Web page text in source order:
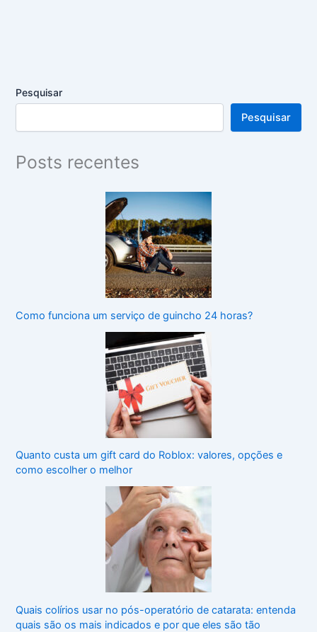
Pesquisar
Pesquisar
Posts recentes
Como funciona um serviço de guincho 24 horas?
Quanto custa um gift card do Roblox: valores, opções e
como escolher o melhor
Quais colírios usar no pós-operatório de catarata: entenda
quais são os mais indicados e por que eles são tão